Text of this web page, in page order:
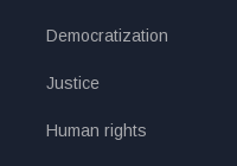
Democratization
Justice
Human rights